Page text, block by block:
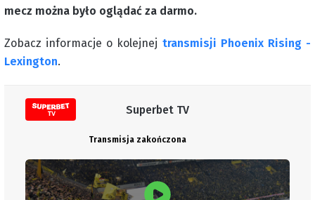
mecz można było oglądać za darmo.
Zobacz informacje o kolejnej transmisji Phoenix Rising -
Lexington.
Superbet TV
Transmisja zakończona